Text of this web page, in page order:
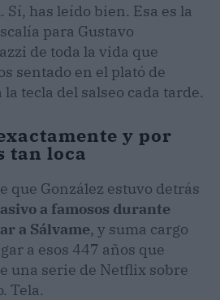
Sí, has leído bien. Esa es la
para Gustavo
de toda la vida que
sentado en el plató de
la tecla del salseo cada tarde.
y por
tan loca
que González estuvo detrás
a famosos durante
a Sálvame, y suma cargo
a esos 447 años que
una serie de Netflix sobre
Tela.